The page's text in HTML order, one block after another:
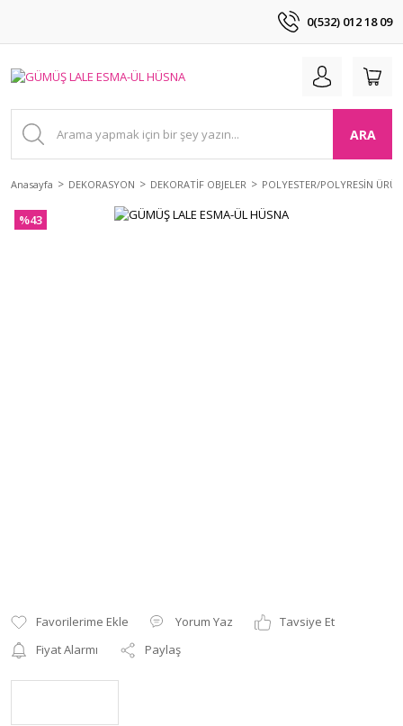
0(532) 012 18 09
ARA
Anasayfa DEKORASYON DEKORATİF OBJELER POLYESTER/POLYRESİN
%43
Yorum Yaz
Tavsiye Et
Fiyat Alarmı
Paylaş